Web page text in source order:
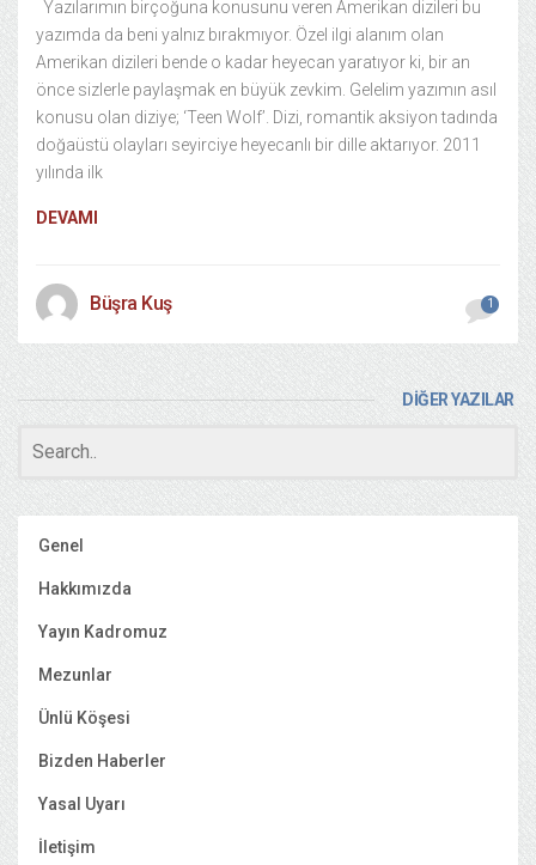
Yazılarımın birçoğuna konusunu veren Amerikan dizileri bu
yazımda da beni yalnız bırakmıyor. Özel ilgi alanım olan
Amerikan dizileri bende o kadar heyecan yaratıyor ki, bir an
önce sizlerle paylaşmak en büyük zevkim. Gelelim yazımın asıl
konusu olan diziye; ‘Teen Wolf’. Dizi, romantik aksiyon tadında
doğaüstü olayları seyirciye heyecanlı bir dille aktarıyor. 2011
yılında ilk
DEVAMI
Büşra Kuş 1
DİĞER YAZILAR
Genel
Hakkımızda
Yayın Kadromuz
Mezunlar
Ünlü Köşesi
Bizden Haberler
Yasal Uyarı
İletişim